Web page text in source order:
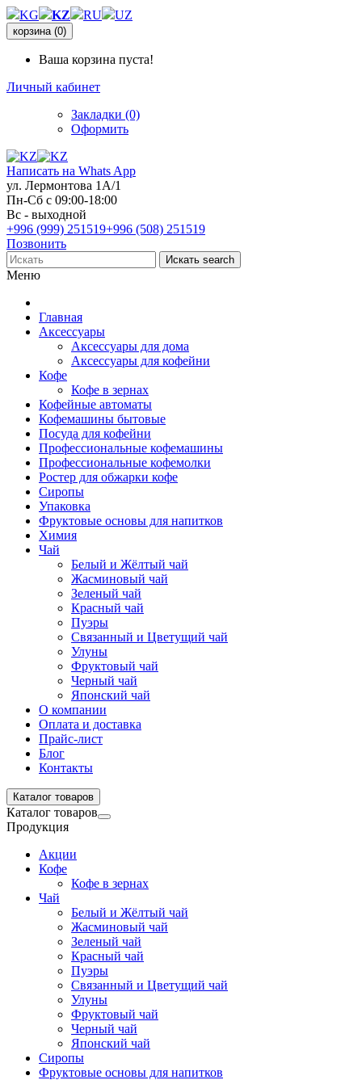
KG KZ RU UZ
корзина (0)
Ваша корзина пуста!
Личный кабинет
Закладки (0)
Оформить
Написать на Whats App
ул. Лермонтова 1А/1
Пн-Сб с 09:00-18:00
Вс - выходной
+996 (999) 251519+996 (508) 251519
Позвонить
Искать search
Меню
Главная
Аксессуары
Аксессуары для дома
Аксессуары для кофейни
Кофе
Кофе в зернах
Кофейные автоматы
Кофемашины бытовые
Посуда для кофейни
Профессиональные кофемашины
Профессиональные кофемолки
Ростер для обжарки кофе
Сиропы
Упаковка
Фруктовые основы для напитков
Химия
Чай
Белый и Жёлтый чай
Жасминовый чай
Зеленый чай
Красный чай
Пуэры
Связанный и Цветущий чай
Улуны
Фруктовый чай
Черный чай
Японский чай
О компании
Оплата и доставка
Прайс-лист
Блог
Контакты
Каталог товаров
Каталог товаров
Продукция
Акции
Кофе
Кофе в зернах
Чай
Белый и Жёлтый чай
Жасминовый чай
Зеленый чай
Красный чай
Пуэры
Связанный и Цветущий чай
Улуны
Фруктовый чай
Черный чай
Японский чай
Сиропы
Фруктовые основы для напитков